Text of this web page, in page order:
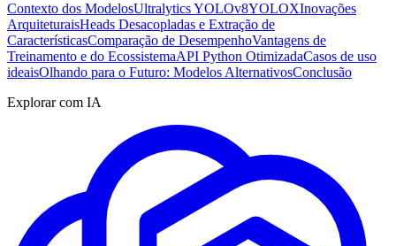
Contexto dos ModelosUltralytics YOLOv8YOLOXInovações
ArquiteturaisHeads Desacopladas e Extração de
CaracterísticasComparação de DesempenhoVantagens de
Treinamento e do EcossistemaAPI Python OtimizadaCasos de uso
ideaisOlhando para o Futuro: Modelos AlternativosConclusão
Explorar com IA